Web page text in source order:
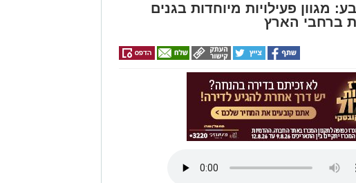
מגוון פעילויות מיוחדות בגנים
ברחבי הארץ